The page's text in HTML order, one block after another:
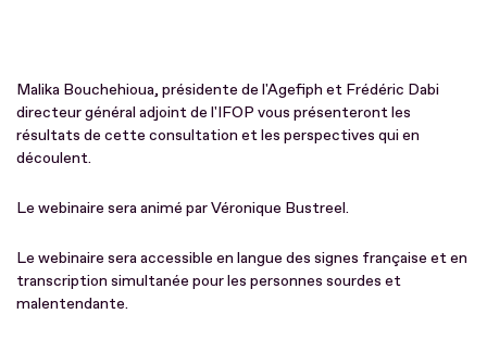
Malika Bouchehioua, présidente de l'Agefiph et Frédéric Dabi
directeur général adjoint de l'IFOP vous présenteront les
résultats de cette consultation et les perspectives qui en
découlent.
Le webinaire sera animé par Véronique Bustreel.
Le webinaire sera accessible en langue des signes française et en
transcription simultanée pour les personnes sourdes et
malentendante.